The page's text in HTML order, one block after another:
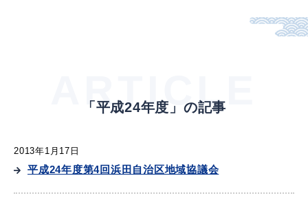
健康・福祉・子育て
産業・ビジネス
ARTICLE
「平成24年度」の記事
2013年1月17日
平成24年度第4回浜田自治区地域協議会